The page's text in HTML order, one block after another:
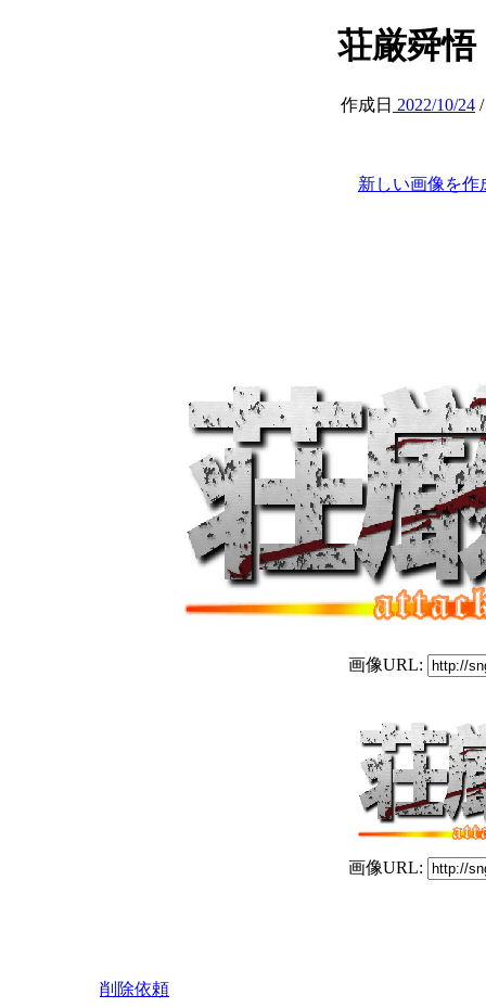
荘厳舜
作成日 2022/10/24
新しい画像を作
画像URL:
画像URL:
削除依頼